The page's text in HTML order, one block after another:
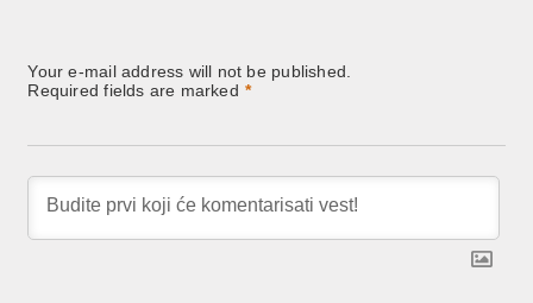
Your e-mail address will not be published.
Required fields are marked *